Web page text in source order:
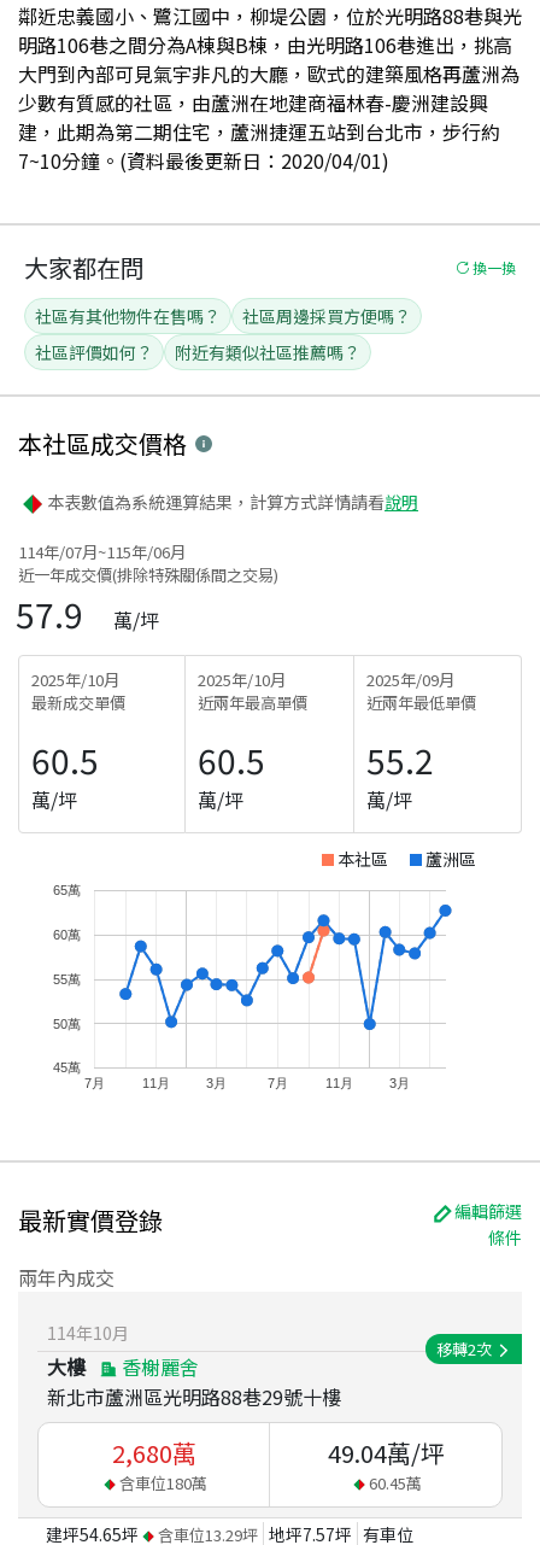
鄰近忠義國小、鷺江國中，柳堤公園，位於光明路88巷與光
明路106巷之間分為A棟與B棟，由光明路106巷進出，挑高
大門到內部可見氣宇非凡的大廳，歐式的建築風格再蘆洲為
少數有質感的社區，由蘆洲在地建商福林春-慶洲建設興
建，此期為第二期住宅，蘆洲捷運五站到台北市，步行約
7~10分鐘。(資料最後更新日：2020/04/01)
大家都在問 換一換
社區有其他物件在售嗎？
社區周邊採買方便嗎？
社區評價如何？
附近有類似社區推薦嗎？
本社區成交價格
本表數值為系統運算結果，計算方式詳情請看說明
114年/07月~115年/06月
近一年成交價(排除特殊關係間之交易)
57.9 萬/坪
2025年/10月
最新成交單價
60.5
萬/坪
2025年/10月
近兩年最高單價
60.5
萬/坪
2025年/09月
近兩年最低單價
55.2
萬/坪
本社區 蘆洲區
7月 11月 3月 7月 11月 3月
45萬
50萬
55萬
60萬
65萬
最新實價登錄
編輯篩選
條件
兩年內成交
114年10月
大樓
香榭麗舍
新北市蘆洲區光明路88巷29號十樓
移轉2次
2,680萬
含車位180萬
49.04萬/坪
60.45萬
建坪54.65坪 含車位13.29坪 地坪7.57坪 有車位